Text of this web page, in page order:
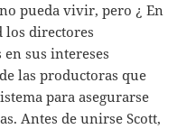
pueda vivir, pero ¿ En
los directores
sus intereses
las productoras que
para asegurarse
Antes de unirse Scott,